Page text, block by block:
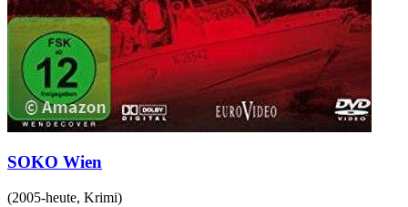
SOKO Wien
(2005-heute, Krimi)